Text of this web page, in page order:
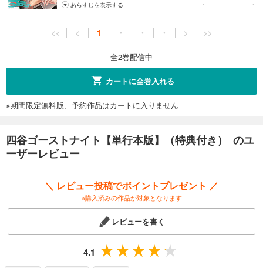
あらすじを表示する
<< < 1 ・ ・ ・ > >>
全2巻配信中
カートに全巻入れる
※期間限定無料版、予約作品はカートに入りません
四谷ゴーストナイト【単行本版】（特典付き） のユ
ーザーレビュー
＼ レビュー投稿でポイントプレゼント ／
※購入済みの作品が対象となります
レビューを書く
4.1